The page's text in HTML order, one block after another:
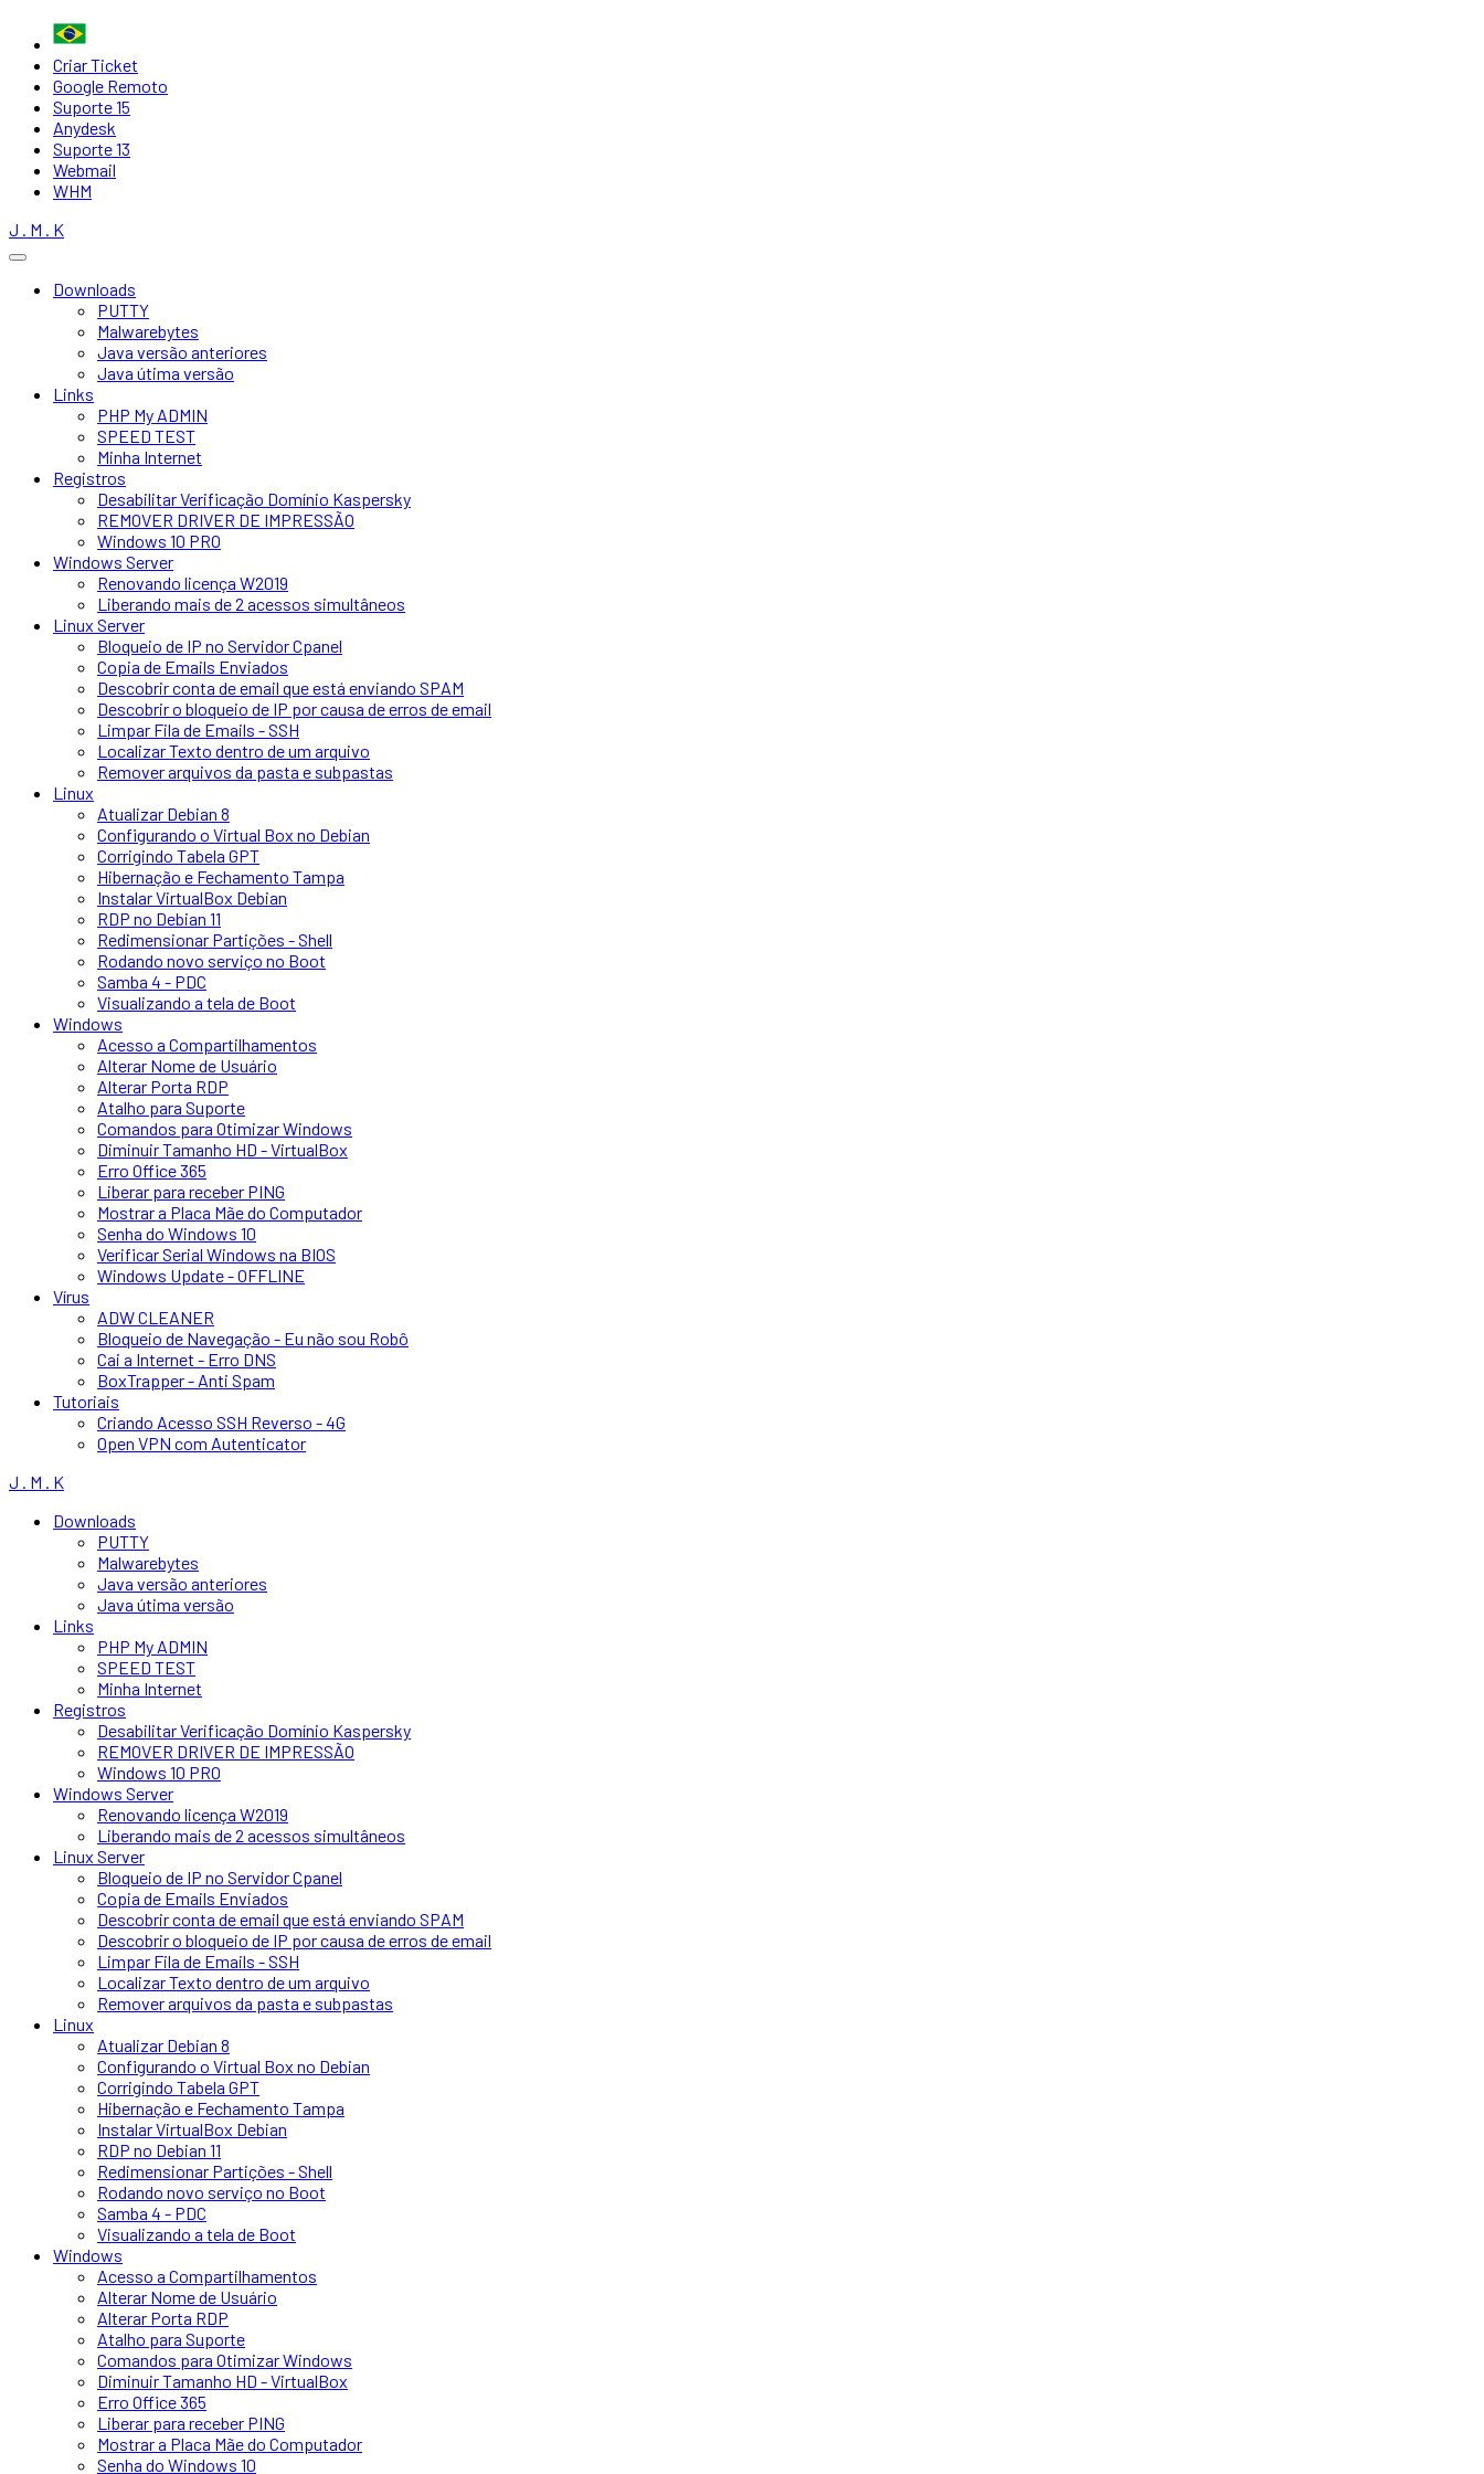
Criar Ticket
Google Remoto
Suporte 15
Anydesk
Suporte 13
Webmail
WHM
J . M . K
Downloads
PUTTY
Malwarebytes
Java versão anteriores
Java útima versão
Links
PHP My ADMIN
SPEED TEST
Minha Internet
Registros
Desabilitar Verificação Domínio Kaspersky
REMOVER DRIVER DE IMPRESSÃO
Windows 10 PRO
Windows Server
Renovando licença W2019
Liberando mais de 2 acessos simultâneos
Linux Server
Bloqueio de IP no Servidor Cpanel
Copia de Emails Enviados
Descobrir conta de email que está enviando SPAM
Descobrir o bloqueio de IP por causa de erros de email
Limpar Fila de Emails - SSH
Localizar Texto dentro de um arquivo
Remover arquivos da pasta e subpastas
Linux
Atualizar Debian 8
Configurando o Virtual Box no Debian
Corrigindo Tabela GPT
Hibernação e Fechamento Tampa
Instalar VirtualBox Debian
RDP no Debian 11
Redimensionar Partições - Shell
Rodando novo serviço no Boot
Samba 4 - PDC
Visualizando a tela de Boot
Windows
Acesso a Compartilhamentos
Alterar Nome de Usuário
Alterar Porta RDP
Atalho para Suporte
Comandos para Otimizar Windows
Diminuir Tamanho HD - VirtualBox
Erro Office 365
Liberar para receber PING
Mostrar a Placa Mãe do Computador
Senha do Windows 10
Verificar Serial Windows na BIOS
Windows Update - OFFLINE
Vírus
ADW CLEANER
Bloqueio de Navegação - Eu não sou Robô
Cai a Internet - Erro DNS
BoxTrapper - Anti Spam
Tutoriais
Criando Acesso SSH Reverso - 4G
Open VPN com Autenticator
J . M . K
Downloads
PUTTY
Malwarebytes
Java versão anteriores
Java útima versão
Links
PHP My ADMIN
SPEED TEST
Minha Internet
Registros
Desabilitar Verificação Domínio Kaspersky
REMOVER DRIVER DE IMPRESSÃO
Windows 10 PRO
Windows Server
Renovando licença W2019
Liberando mais de 2 acessos simultâneos
Linux Server
Bloqueio de IP no Servidor Cpanel
Copia de Emails Enviados
Descobrir conta de email que está enviando SPAM
Descobrir o bloqueio de IP por causa de erros de email
Limpar Fila de Emails - SSH
Localizar Texto dentro de um arquivo
Remover arquivos da pasta e subpastas
Linux
Atualizar Debian 8
Configurando o Virtual Box no Debian
Corrigindo Tabela GPT
Hibernação e Fechamento Tampa
Instalar VirtualBox Debian
RDP no Debian 11
Redimensionar Partições - Shell
Rodando novo serviço no Boot
Samba 4 - PDC
Visualizando a tela de Boot
Windows
Acesso a Compartilhamentos
Alterar Nome de Usuário
Alterar Porta RDP
Atalho para Suporte
Comandos para Otimizar Windows
Diminuir Tamanho HD - VirtualBox
Erro Office 365
Liberar para receber PING
Mostrar a Placa Mãe do Computador
Senha do Windows 10